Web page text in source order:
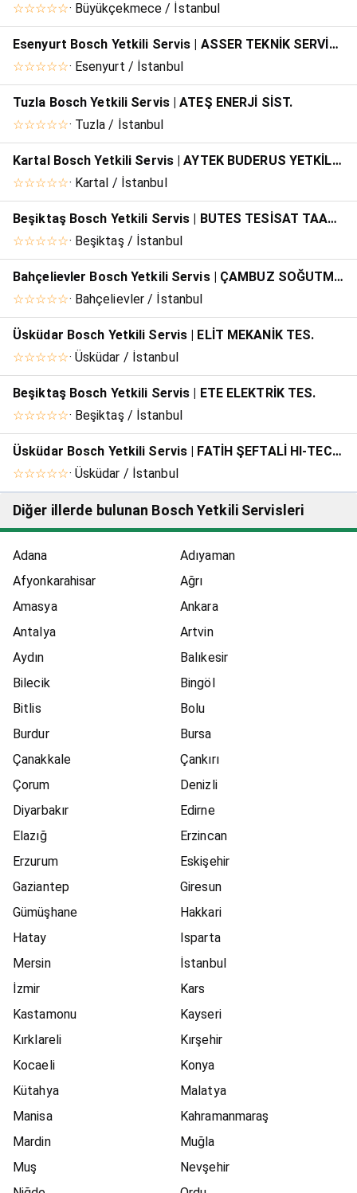
☆☆☆☆☆· Büyükçekmece / İstanbul
Esenyurt Bosch Yetkili Servis | ASSER TEKNİK SERVİS - AHMET SİPAHİ
☆☆☆☆☆· Esenyurt / İstanbul
Tuzla Bosch Yetkili Servis | ATEŞ ENERJİ SİST.
☆☆☆☆☆· Tuzla / İstanbul
Kartal Bosch Yetkili Servis | AYTEK BUDERUS YETKİLİ SERVİS- AYDIN TEKİN
☆☆☆☆☆· Kartal / İstanbul
Beşiktaş Bosch Yetkili Servis | BUTES TESİSAT TAAHHÜT
☆☆☆☆☆· Beşiktaş / İstanbul
Bahçelievler Bosch Yetkili Servis | ÇAMBUZ SOĞUTMA - BÜLENT SAKALIBÜYÜK
☆☆☆☆☆· Bahçelievler / İstanbul
Üsküdar Bosch Yetkili Servis | ELİT MEKANİK TES.
☆☆☆☆☆· Üsküdar / İstanbul
Beşiktaş Bosch Yetkili Servis | ETE ELEKTRİK TES.
☆☆☆☆☆· Beşiktaş / İstanbul
Üsküdar Bosch Yetkili Servis | FATİH ŞEFTALİ HI-TECH MÜHENDİSLİK
☆☆☆☆☆· Üsküdar / İstanbul
Diğer illerde bulunan Bosch Yetkili Servisleri
Adana
Adıyaman
Afyonkarahisar
Ağrı
Amasya
Ankara
Antalya
Artvin
Aydın
Balıkesir
Bilecik
Bingöl
Bitlis
Bolu
Burdur
Bursa
Çanakkale
Çankırı
Çorum
Denizli
Diyarbakır
Edirne
Elazığ
Erzincan
Erzurum
Eskişehir
Gaziantep
Giresun
Gümüşhane
Hakkari
Hatay
Isparta
Mersin
İstanbul
İzmir
Kars
Kastamonu
Kayseri
Kırklareli
Kırşehir
Kocaeli
Konya
Kütahya
Malatya
Manisa
Kahramanmaraş
Mardin
Muğla
Muş
Nevşehir